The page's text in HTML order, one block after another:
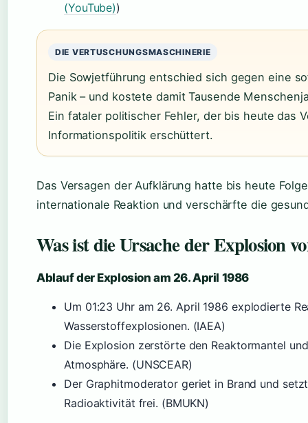
(YouTube))
DIE VERTUSCHUNGSMASCHINERIE
Die Sowjetführung entschied sich gegen eine
Panik – und kostete damit Tausende
Ein fataler politischer Fehler, der bis heute das
Informationspolitik erschüttert.
Das Versagen der Aufklärung hatte bis heute
internationale Reaktion und verschärfte die
Was ist die Ursache der Explosion
Ablauf der Explosion am 26. April 1986
Um 01:23 Uhr am 26. April 1986 explodierte
Wasserstoffexplosionen. (IAEA)
Die Explosion zerstörte den Reaktormantel
Atmosphäre. (UNSCEAR)
Der Graphitmoderator geriet in Brand und
Radioaktivität frei. (BMUKN)